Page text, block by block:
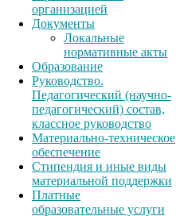
организацией
Документы
Локальные
нормативные акты
Образование
Руководство.
Педагогический (научно-
педагогический) состав,
классное руководство
Материально-техническое
обеспечение
Стипендия и иные виды
материальной поддержки
Платные
образовательные услуги